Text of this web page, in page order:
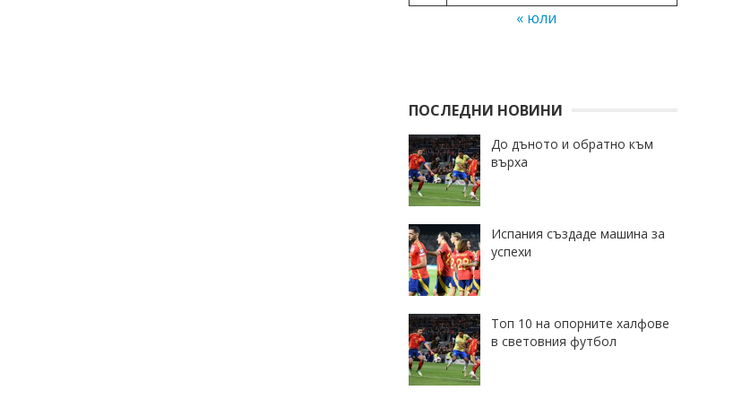
« юли
ПОСЛЕДНИ НОВИНИ
До дъното и обратно към
върха
Испания създаде машина за
успехи
Топ 10 на опорните халфове
в световния футбол